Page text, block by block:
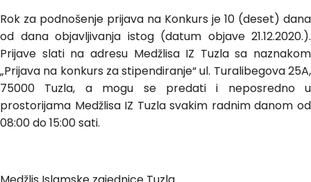
Rok za podnošenje prijava na Konkurs je 10 (deset) dana
od dana objavljivanja istog (datum objave 21.12.2020.).
Prijave slati na adresu Medžlisa IZ Tuzla sa naznakom
„Prijava na konkurs za stipendiranje“ ul. Turalibegova 25A,
75000 Tuzla, a mogu se predati i neposredno u
prostorijama Medžlisa IZ Tuzla svakim radnim danom od
08:00 do 15:00 sati.